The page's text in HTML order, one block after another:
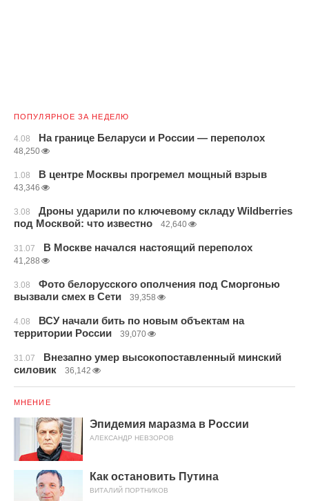
ПОПУЛЯРНОЕ ЗА НЕДЕЛЮ
4.08 На границе Беларуси и России — переполох
48,250
1.08 В центре Москвы прогремел мощный взрыв
43,346
3.08
Дроны ударили по ключевому складу Wildberries
под Москвой: что известно
42,640
31.07 В Москве начался настоящий переполох
41,288
3.08
Фото белорусского ополчения под Сморгонью
вызвали смех в Сети
39,358
4.08
ВСУ начали бить по новым объектам на
территории России
39,070
31.07
Внезапно умер высокопоставленный минский
силовик
36,142
МНЕНИЕ
Эпидемия маразма в России
АЛЕКСАНДР НЕВЗОРОВ
Как остановить Путина
ВИТАЛИЙ ПОРТНИКОВ